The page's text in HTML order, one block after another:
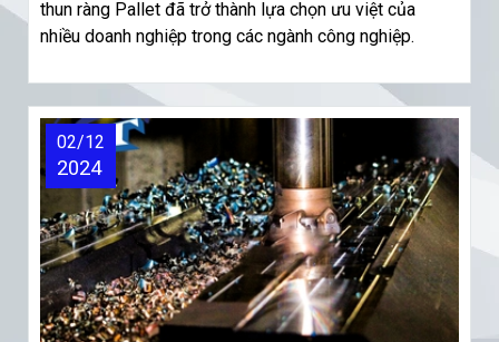
thun ràng Pallet đã trở thành lựa chọn ưu việt của
nhiều doanh nghiệp trong các ngành công nghiệp.
02/12
2024